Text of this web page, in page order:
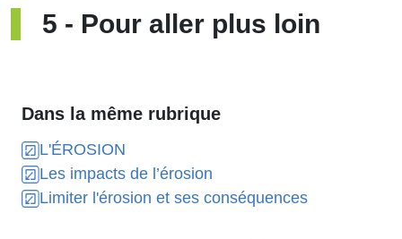
5 - Pour aller plus loin
Dans la même rubrique
L'ÉROSION
Les impacts de l’érosion
Limiter l'érosion et ses conséquences